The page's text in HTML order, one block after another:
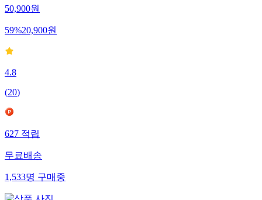
50,900원
59%20,900원
4.8
(20)
627적립
무료배송
1,533명구매중